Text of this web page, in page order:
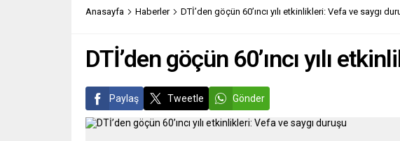
Anasayfa Haberler DTİ’den göçün 60’ıncı yılı etkinlikleri: Vefa ve saygı
DTİ’den göçün 60’ıncı yılı
Paylaş Tweetle Gönder